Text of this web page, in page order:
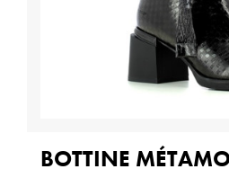
BOTTINE